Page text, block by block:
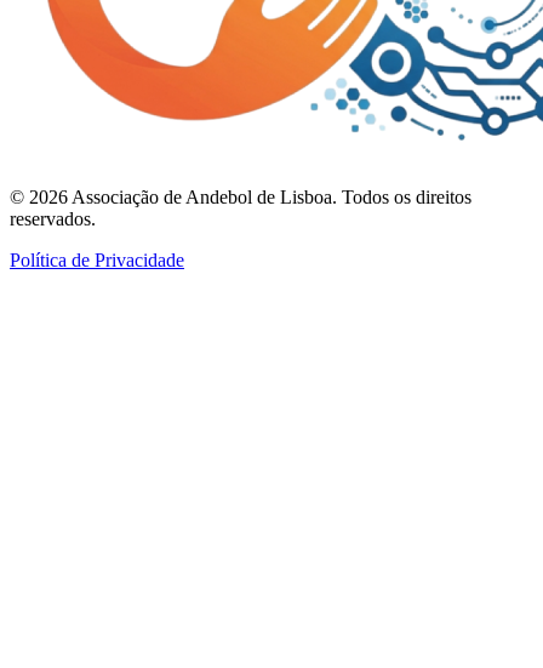
© 2026 Associação de Andebol de Lisboa. Todos os direitos
reservados.
Política de Privacidade